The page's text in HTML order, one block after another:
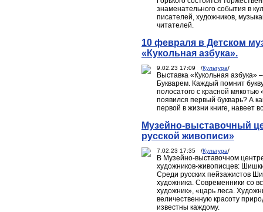
знаменательного события в
писателей, художников,
читателей.
10 февраля в Детском
«Кукольная азбука».
9.02.23 17:09 /Культура/
Выставка «Кукольная
Букварем. Каждый помнит
полосатого с красной мякотью
появился первый букварь? А
первой в жизни книге, навеет
Музейно-выставочный
русской живописи»
7.02.23 17:35 /Культура/
В Музейно-выставочном
художников-живописцев:
Среди русских пейзажистов
художника. Современники со
художник», «царь леса.
величественную красоту
известны каждому.